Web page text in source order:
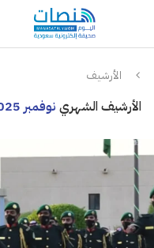
الأرشيف
الأرشيف الشهري نوفمبر 2025